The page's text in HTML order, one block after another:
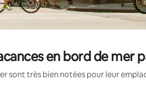
en bord de mer
sont très bien notées pour leur